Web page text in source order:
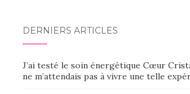
DERNIERS ARTICLES
J’ai testé le soin énergétique Cœur
ne m’attendais pas à vivre une telle